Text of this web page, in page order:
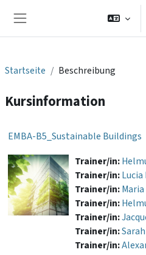
Startseite Beschreibung
Kursinformation
EMBA-B5_Sustainable Buildings
Trainer/in:
Trainer/in:
Trainer/in:
Trainer/in:
Trainer/in:
Trainer/in:
Trainer/in: